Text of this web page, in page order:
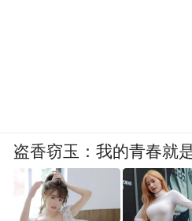
盗香窃玉：我的青春就